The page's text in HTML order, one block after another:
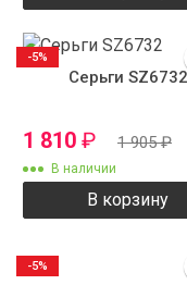
Серьги SZ6732
1 810 ₽ 1 905₽
В наличии
В корзину
-5%
-5%